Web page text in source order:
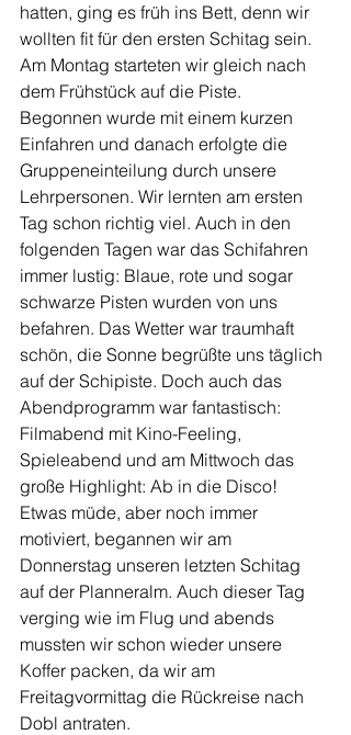
hatten, ging es früh ins Bett, denn wir
wollten fit für den ersten Schitag sein.
Am Montag starteten wir gleich nach
dem Frühstück auf die Piste.
Begonnen wurde mit einem kurzen
Einfahren und danach erfolgte die
Gruppeneinteilung durch unsere
Lehrpersonen. Wir lernten am ersten
Tag schon richtig viel. Auch in den
folgenden Tagen war das Schifahren
immer lustig: Blaue, rote und sogar
schwarze Pisten wurden von uns
befahren. Das Wetter war traumhaft
schön, die Sonne begrüßte uns täglich
auf der Schipiste. Doch auch das
Abendprogramm war fantastisch:
Filmabend mit Kino-Feeling,
Spieleabend und am Mittwoch das
große Highlight: Ab in die Disco!
Etwas müde, aber noch immer
motiviert, begannen wir am
Donnerstag unseren letzten Schitag
auf der Planneralm. Auch dieser Tag
verging wie im Flug und abends
mussten wir schon wieder unsere
Koffer packen, da wir am
Freitagvormittag die Rückreise nach
Dobl antraten.